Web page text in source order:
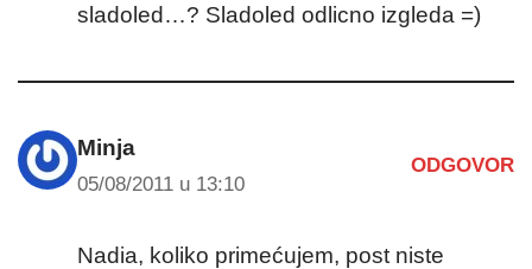
sladoled…? Sladoled odlicno izgleda =)
Minja
05/08/2011 u 13:10
ODGOVOR
Nadia, koliko primećujem, post niste